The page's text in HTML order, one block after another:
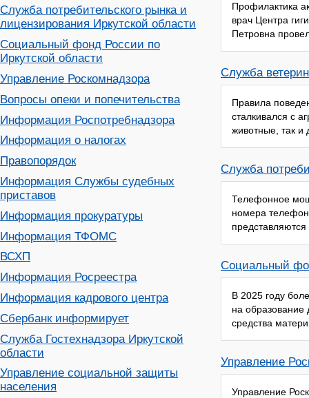
Служба потребительского рынка и
лицензирования Иркутской области
Социальный фонд России по
Иркутской области
Управление Роскомнадзора
Вопросы опеки и попечительства
Информация Роспотребнадзора
Информация о налогах
Правопорядок
Информация Службы судебных
приставов
Информация прокуратуры
Информация ТФОМС
ВСХП
Информация Росреестра
Информация кадрового центра
Сбербанк информирует
Служба Гостехнадзора Иркутской
области
Управление социальной защиты
населения
Профилактика
врач Центра
Петровна
Служба
Правила
сталкивался с
животные, так
Служба
Телефонное
номера
Социальный
В 2025 году
на образование
средства
Управление
Управление